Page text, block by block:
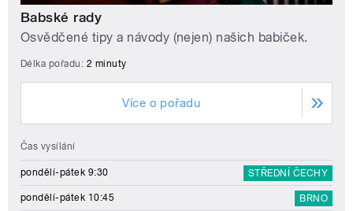
Babské rady
Osvědčené tipy a návody (nejen) našich babiček.
Délka pořadu: 2 minuty
Více o pořadu
Čas vysílání
pondělí-pátek 9:30 STŘEDNÍ ČECHY
pondělí-pátek 10:45 BRNO